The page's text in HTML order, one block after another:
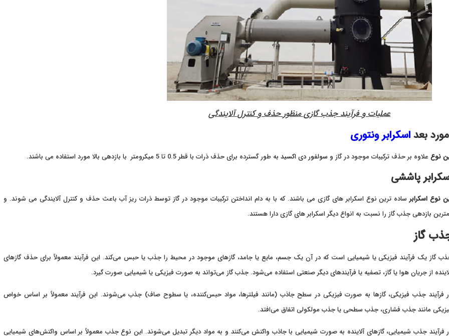
عملیات و فرآیند جذب گازی منظور حذف و کنترل آلایندگی
مورد بعداسکرابر ونتوری
نوع علاوه بر حذف ترکیبات موجود در گاز و سولفور دی اکسیدبه طور گسترده برای حذف ذرات با قطر 0.5 تا 5 میکرومتر با بازدهی بالا مورد استفاده می باشند.
پاششی
نوع اسکرابرساده ترین نوع اسکرابر های گازی می باشند. که با به دام انداختن ترکیبات موجود در گاز توسط ذرات ریز آب باعث حذف و کنترل آلایندگی می شوند. و
بازدهی جذب گاز را نسبت به انواع دیگر اسکرابر های گازی دارا هستند.
گاز
گاز یک فرآیند فیزیکی یا شیمیایی است که در آن یک جسم، مایع یا جامد، گازهای موجود در محیط را جذب یا حبس می‌کند. این فرآیند معمولاً برای حذف گازهای
از جریان هوا یا گاز، تصفیه یا فرآیندهای دیگر صنعتی استفاده می‌شود. جذب گاز می‌تواند به صورت فیزیکی یا شیمیایی صورت گیرد.
فرآیند جذب فیزیکی، گازها به صورت فیزیکی در سطح جاذب (مانند فیلترها، مواد حبس‌کننده، یا سطوح صاف) جذب می‌شوند. این فرآیند معمولاً بر اساس خواص
مانند جذب فشاری، جذب سطحی یا جذب مولکولی اتفاق می‌افتد.
فرآیند جذب شیمیایی، گازهای آلاینده به صورت شیمیایی با جاذب واکنش می‌کنند و به مواد دیگر تبدیل می‌شوند. این نوع جذب معمولاً بر اساس واکنش‌های شیمیایی